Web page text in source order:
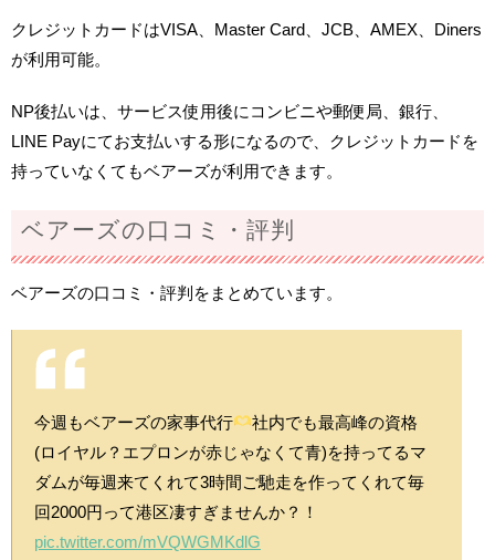
クレジットカードはVISA、Master Card、JCB、AMEX、Diners
が利用可能。
NP後払いは、サービス使用後にコンビニや郵便局、銀行、
LINE Payにてお支払いする形になるので、クレジットカードを
持っていなくてもベアーズが利用できます。
ベアーズの口コミ・評判
ベアーズの口コミ・評判をまとめています。
今週もベアーズの家事代行
社内でも最高峰の資格
(ロイヤル？エプロンが赤じゃなくて青)を持ってるマ
ダムが毎週来てくれて3時間ご馳走を作ってくれて毎
回2000円って港区凄すぎませんか？！
pic.twitter.com/mVQWGMKdlG